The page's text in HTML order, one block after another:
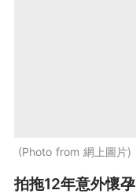
Photo from 網上圖片
拍拖12年意外懷孕